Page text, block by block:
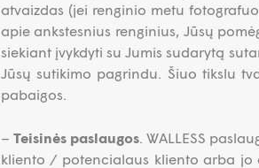
atvaizdas (jei renginio metu
apie ankstesnius renginius, Jūsų
siekiant įvykdyti su Jumis sudarytą
Jūsų sutikimo pagrindu. Šiuo tikslu
pabaigos.
– Teisinės paslaugos. WALLESS
kliento / potencialaus kliento arba jo